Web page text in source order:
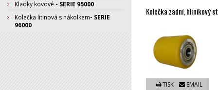
Kladky kovové - SERIE 95000
Kolečka litinová s nákolkem- SERIE
96000
Kolečka zadní, hliníkový
TISK EMAIL